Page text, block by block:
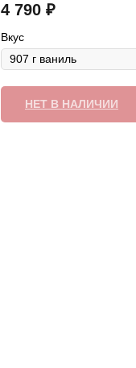
4 790 ₽
Вкус
НЕТ В НАЛИЧИИ